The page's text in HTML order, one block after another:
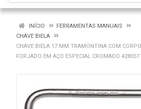
INÍCIO
FERRAMENTAS MANUAIS
CHAVE BIELA
CHAVE BIELA 17 MM TRAMONTINA COM CORPO
FORJADO EM AÇO ESPECIAL CROMADO